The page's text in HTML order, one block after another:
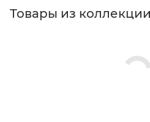
Товары из коллекции